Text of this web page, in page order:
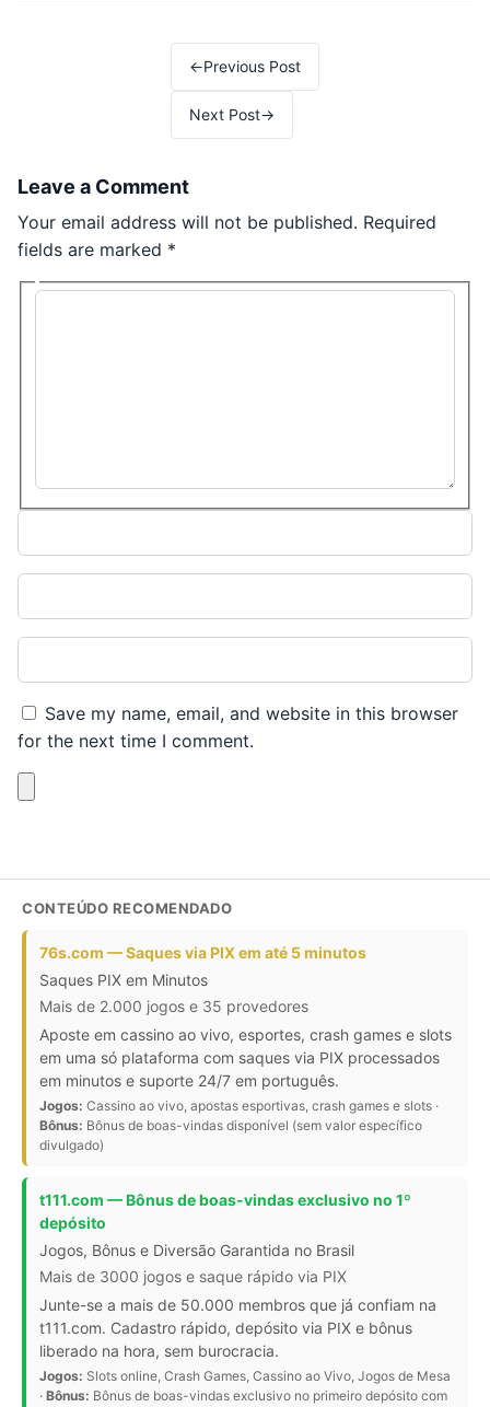
Post navigation
←Previous Post
Next Post→
Leave a Comment
Your email address will not be published. Required
fields are marked *
Type here..
Name*
Email*
Website
Save my name, email, and website in this browser
for the next time I comment.
CONTEÚDO RECOMENDADO
76s.com — Saques via PIX em até 5 minutos
Saques PIX em Minutos
Mais de 2.000 jogos e 35 provedores
Aposte em cassino ao vivo, esportes, crash games e slots
em uma só plataforma com saques via PIX processados
em minutos e suporte 24/7 em português.
Jogos: Cassino ao vivo, apostas esportivas, crash games e slots ·
Bônus: Bônus de boas-vindas disponível (sem valor específico
divulgado)
t111.com — Bônus de boas-vindas exclusivo no 1º
depósito
Jogos, Bônus e Diversão Garantida no Brasil
Mais de 3000 jogos e saque rápido via PIX
Junte-se a mais de 50.000 membros que já confiam na
t111.com. Cadastro rápido, depósito via PIX e bônus
liberado na hora, sem burocracia.
Jogos: Slots online, Crash Games, Cassino ao Vivo, Jogos de Mesa
· Bônus: Bônus de boas-vindas exclusivo no primeiro depósito com